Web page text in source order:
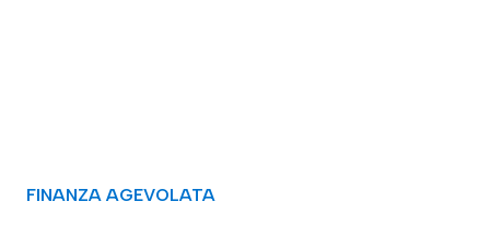
FINANZA AGEVOLATA